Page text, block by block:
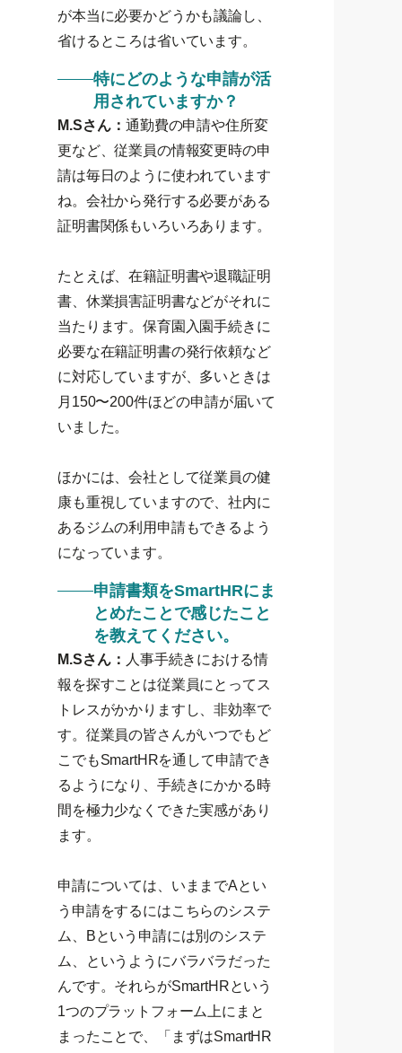
が本当に必要かどうかも議論し、
省けるところは省いています。
特にどのような申請が活
用されていますか？
M.Sさん： 通勤費の申請や住所変
更など、従業員の情報変更時の申
請は毎日のように使われています
ね。会社から発行する必要がある
証明書関係もいろいろあります。
たとえば、在籍証明書や退職証明
書、休業損害証明書などがそれに
当たります。保育園入園手続きに
必要な在籍証明書の発行依頼など
に対応していますが、多いときは
月150〜200件ほどの申請が届いて
いました。
ほかには、会社として従業員の健
康も重視していますので、社内に
あるジムの利用申請もできるよう
になっています。
申請書類をSmartHRにま
とめたことで感じたこと
を教えてください。
M.Sさん： 人事手続きにおける情
報を探すことは従業員にとってス
トレスがかかりますし、非効率で
す。従業員の皆さんがいつでもど
こでもSmartHRを通して申請でき
るようになり、手続きにかかる時
間を極力少なくできた実感があり
ます。
申請については、いままでAとい
う申請をするにはこちらのシステ
ム、Bという申請には別のシステ
ム、というようにバラバラだった
んです。それらがSmartHRという
1つのプラットフォーム上にまと
まったことで、「まずはSmartHR